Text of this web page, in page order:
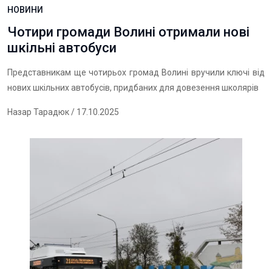
НОВИНИ
Чотири громади Волині отримали нові
шкільні автобуси
Представникам ще чотирьох громад Волині вручили ключі від
нових шкільних автобусів, придбаних для довезення школярів
Назар Тарадюк/ 17.10.2025